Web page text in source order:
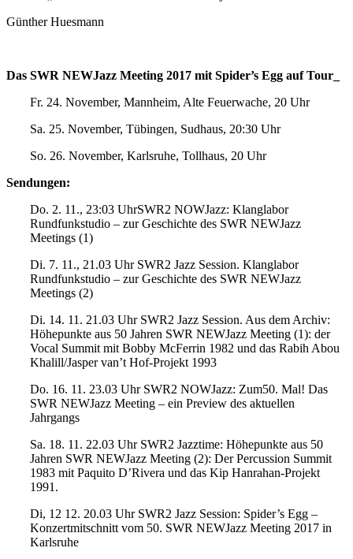
Günther Huesmann
Das SWR NEWJazz Meeting 2017 mit Spider’s Egg auf Tour_
Fr. 24. November, Mannheim, Alte Feuerwache, 20 Uhr
Sa. 25. November, Tübingen, Sudhaus, 20:30 Uhr
So. 26. November, Karlsruhe, Tollhaus, 20 Uhr
Sendungen:
Do. 2. 11., 23:03 UhrSWR2 NOWJazz: Klanglabor
Rundfunkstudio – zur Geschichte des SWR NEWJazz
Meetings (1)
Di. 7. 11., 21.03 Uhr SWR2 Jazz Session. Klanglabor
Rundfunkstudio – zur Geschichte des SWR NEWJazz
Meetings (2)
Di. 14. 11. 21.03 Uhr SWR2 Jazz Session. Aus dem Archiv:
Höhepunkte aus 50 Jahren SWR NEWJazz Meeting (1): der
Vocal Summit mit Bobby McFerrin 1982 und das Rabih Abou
Khalill/Jasper van’t Hof-Projekt 1993
Do. 16. 11. 23.03 Uhr SWR2 NOWJazz: Zum50. Mal! Das
SWR NEWJazz Meeting – ein Preview des aktuellen
Jahrgangs
Sa. 18. 11. 22.03 Uhr SWR2 Jazztime: Höhepunkte aus 50
Jahren SWR NEWJazz Meeting (2): Der Percussion Summit
1983 mit Paquito D’Rivera und das Kip Hanrahan-Projekt
1991.
Di, 12 12. 20.03 Uhr SWR2 Jazz Session: Spider’s Egg –
Konzertmitschnitt vom 50. SWR NEWJazz Meeting 2017 in
Karlsruhe